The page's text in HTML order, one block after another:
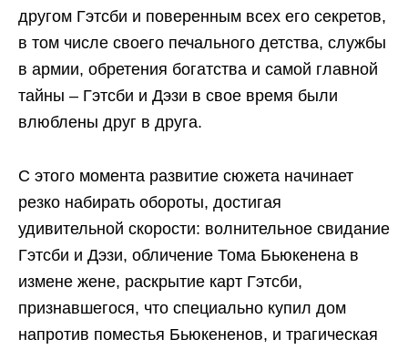
другом Гэтсби и поверенным всех его секретов,
в том числе своего печального детства, службы
в армии, обретения богатства и самой главной
тайны – Гэтсби и Дэзи в свое время были
влюблены друг в друга.
С этого момента развитие сюжета начинает
резко набирать обороты, достигая
удивительной скорости: волнительное свидание
Гэтсби и Дэзи, обличение Тома Бьюкенена в
измене жене, раскрытие карт Гэтсби,
признавшегося, что специально купил дом
напротив поместья Бьюкененов, и трагическая